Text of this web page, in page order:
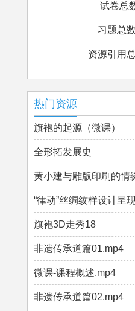
试卷总
习题总
资源引用
热门资源
旗袍的起源（微课）
全形拓发展史
黄小建与雕版印刷的情
“律动”丝绸纹样设计呈
旗袍3D走秀18
非遗传承道篇01.mp4
微课-课程概述.mp4
非遗传承道篇02.mp4